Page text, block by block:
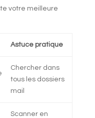
votre meilleure
Astuce pratique
Chercher dans
tous les dossiers
mail
Scanner en